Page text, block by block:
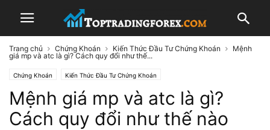
Trang chủ Chứng Khoán Kiến Thức Đầu Tư Chứng Khoán
Mệnh
giá mp và atc là gì? Cách quy đổi như thế...
Chứng Khoán Kiến Thức Đầu Tư Chứng Khoán
Mệnh giá mp và atc là gì?
Cách quy đổi như thế nào